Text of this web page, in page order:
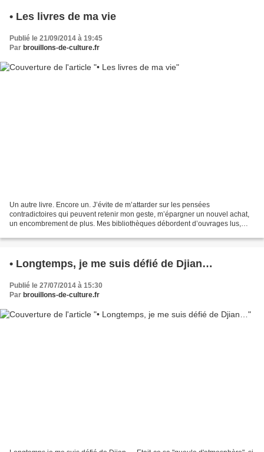
• Les livres de ma vie
Publié le 21/09/2014 à 19:45
Par brouillons-de-culture.fr
Un autre livre. Encore un. J’évite de m’attarder sur les pensées
contradictoires qui peuvent retenir mon geste, m’épargner un nouvel achat,
un encombrement de plus. Mes bibliothèques débordent d’ouvrages lus,
• Longtemps, je me suis défié de Djian…
Publié le 27/07/2014 à 15:30
Par brouillons-de-culture.fr